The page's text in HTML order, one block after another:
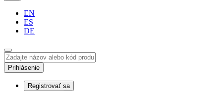
EN
ES
DE
Prihlásenie
Registrovať sa